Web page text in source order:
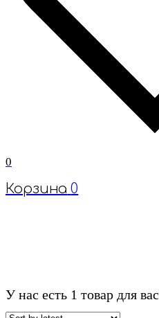
0
Корзина 0
У нас есть 1 товар для вас